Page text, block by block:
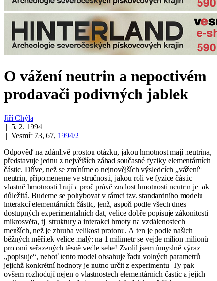
O vážení neutrin a nepoctivém
prodavači podivných jablek
Jiří Chýla
| 5. 2. 1994
| Vesmír 73, 67, 1994/2
Odpověď na zdánlivě prostou otázku, jakou hmotnost mají neutrina,
představuje jednu z největších záhad současné fyziky elementárních
částic. Dříve, než se zmíníme o nejnovějších výsledcích „vážení“
neutrin, připomeneme ve stručnosti, jakou roli ve fyzice částic
vlastně hmotnosti hrají a proč právě znalost hmotnosti neutrin je tak
důležitá. Budeme se pohybovat v rámci tzv. standardního modelu
interakcí elementárních částic, jenž, aspoň podle všech dnes
dostupných experimentálních dat, velice dobře popisuje zákonitosti
mikrosvěta, tj. struktury a interakci hmoty na vzdálenostech
menších, než je zhruba velikost protonu. A ten je podle našich
běžných měřítek velice malý: na 1 milimetr se vejde milion milionů
protonů seřazených těsně vedle sebe! Zvolil jsem úmyslně výraz
„popisuje“, neboť tento model obsahuje řadu volných parametrů,
jejichž konkrétní hodnoty je nutno určit z experimentu. Ty pak
ovšem rozhodují nejen o vlastnostech elementárních částic a jejich